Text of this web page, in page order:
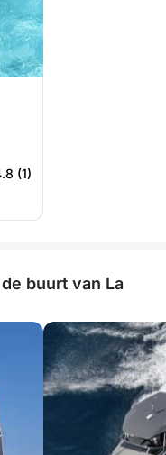
(1)
buurt van La